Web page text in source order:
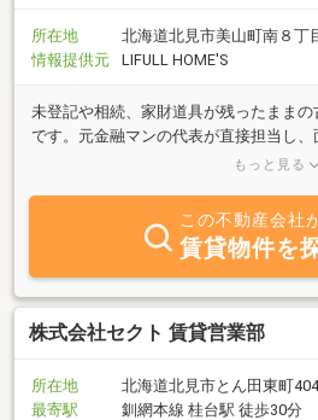
所在地
北海道北見市美山町南８丁
情報提供元
LIFULL HOME'S
未登記や相続、家財道具が残ったまま
です。元金融マンの代表が直接担当し
プで解決。自社の利益より売主様を優
もっと見る
この不動産会社
賃貸物件を
株式会社セクト 賃貸営業部
所在地
北海道北見市とん田東町404
最寄駅
釧網本線 桂台駅 徒歩30分